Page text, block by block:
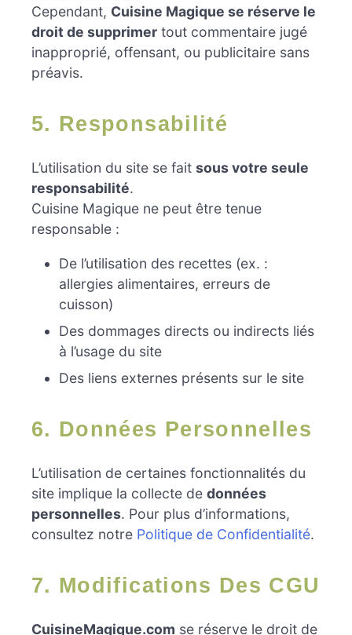
Cependant, Cuisine Magique se réserve le
droit de supprimer tout commentaire jugé
inapproprié, offensant, ou publicitaire sans
préavis.
5. Responsabilité
L’utilisation du site se fait sous votre seule
responsabilité.
Cuisine Magique ne peut être tenue
responsable :
De l’utilisation des recettes (ex. :
allergies alimentaires, erreurs de
cuisson)
Des dommages directs ou indirects liés
à l’usage du site
Des liens externes présents sur le site
6. Données Personnelles
L’utilisation de certaines fonctionnalités du
site implique la collecte de données
personnelles. Pour plus d’informations,
consultez notre Politique de Confidentialité.
7. Modifications Des CGU
CuisineMagique.com se réserve le droit de